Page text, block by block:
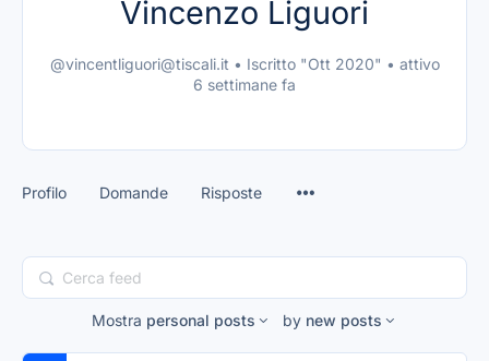
Vincenzo Liguori
@vincentliguori@tiscali.it • Iscritto "Ott 2020" • attivo
6 settimane fa
Profilo Domande Risposte
Cerca
feed
Mostra personal posts by new posts